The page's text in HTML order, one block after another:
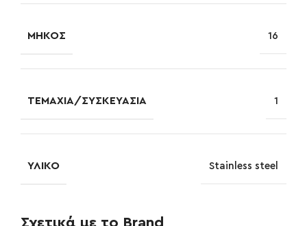
ΜΉΚΟΣ 16
ΤΕΜΆΧΙΑ/ΣΥΣΚΕΥΑΣΊΑ 1
ΥΛΙΚΌ Stainless steel
Σχετικά με το Brand